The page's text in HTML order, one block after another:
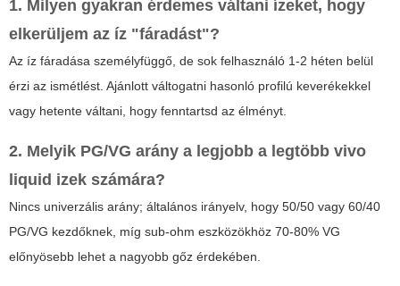
1. Milyen gyakran érdemes váltani ízeket, hogy
elkerüljem az íz "fáradást"?
Az íz fáradása személyfüggő, de sok felhasználó 1-2 héten belül
érzi az ismétlést. Ajánlott váltogatni hasonló profilú keverékekkel
vagy hetente váltani, hogy fenntartsd az élményt.
2. Melyik PG/VG arány a legjobb a legtöbb vivo
liquid izek számára?
Nincs univerzális arány; általános irányelv, hogy 50/50 vagy 60/40
PG/VG kezdőknek, míg sub-ohm eszközökhöz 70-80% VG
előnyösebb lehet a nagyobb gőz érdekében.